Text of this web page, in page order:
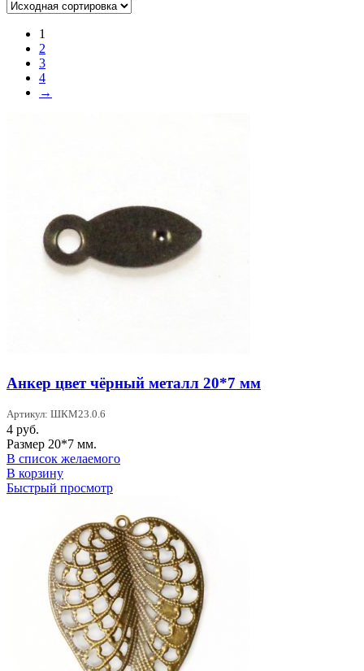
1
2
3
4
→
Анкер цвет чёрный металл 20*7 мм
Артикул: ШКМ23.0.6
4 руб.
Размер 20*7 мм.
В список желаемого
В корзину
Быстрый просмотр